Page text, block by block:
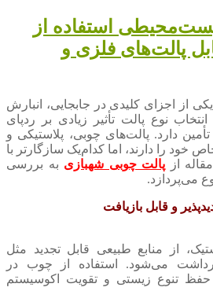
استفاده از
پالت‌های فلزی و
از اجزای کلیدی در جابجایی، انبارش
نوع پالت تأثیر زیادی بر ردپای
دارد. پالت‌های چوبی، پلاستیکی و
خود را دارند، اما کدام‌یک سازگارتر با
از پالت چوبی شهبازی به بررسی
می‌پردازد.
از منابع طبیعی قابل تجدید مثل
می‌شود. استفاده از چوب در
تنوع زیستی و تقویت اکوسیستم